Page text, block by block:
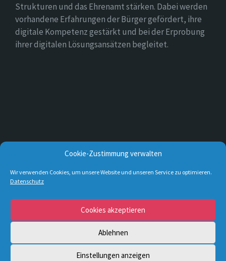
Cookie-Zustimmung verwalten
Wir verwenden Cookies, um unsere Website und unseren Service zu optimieren.
Datenschutz
Cookies akzeptieren
Ablehnen
Einstellungen anzeigen
Strukturen und das Ehrenamt stärken. Dabei werden
vorhandene Erfahrungen der Bürger gefördert, ihre
digitale Kompetenz gestärkt und bei der Erprobung
ihrer digitalen Lösungsansätzen begleitet.
Facebook Twitter
© 2026 Lage & die Ortsteile